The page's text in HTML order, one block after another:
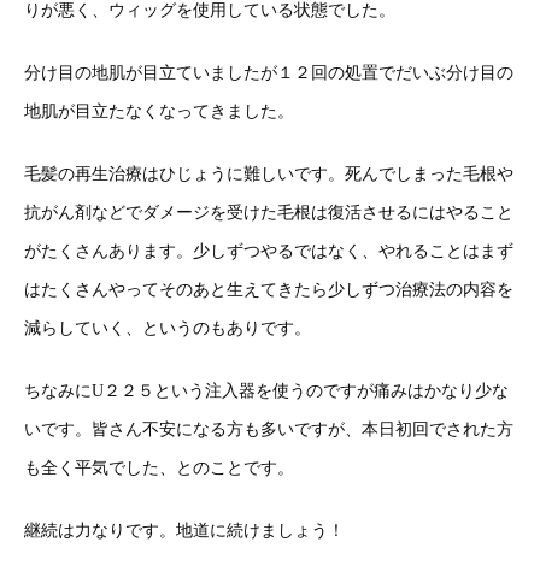
りが悪く、ウィッグを使用している状態でした。
分け目の地肌が目立ていましたが１２回の処置でだいぶ分け目の
地肌が目立たなくなってきました。
毛髪の再生治療はひじょうに難しいです。死んでしまった毛根や
抗がん剤などでダメージを受けた毛根は復活させるにはやること
がたくさんあります。少しずつやるではなく、やれることはまず
はたくさんやってそのあと生えてきたら少しずつ治療法の内容を
減らしていく、というのもありです。
ちなみにU２２５という注入器を使うのですが痛みはかなり少な
いです。皆さん不安になる方も多いですが、本日初回でされた方
も全く平気でした、とのことです。
継続は力なりです。地道に続けましょう！